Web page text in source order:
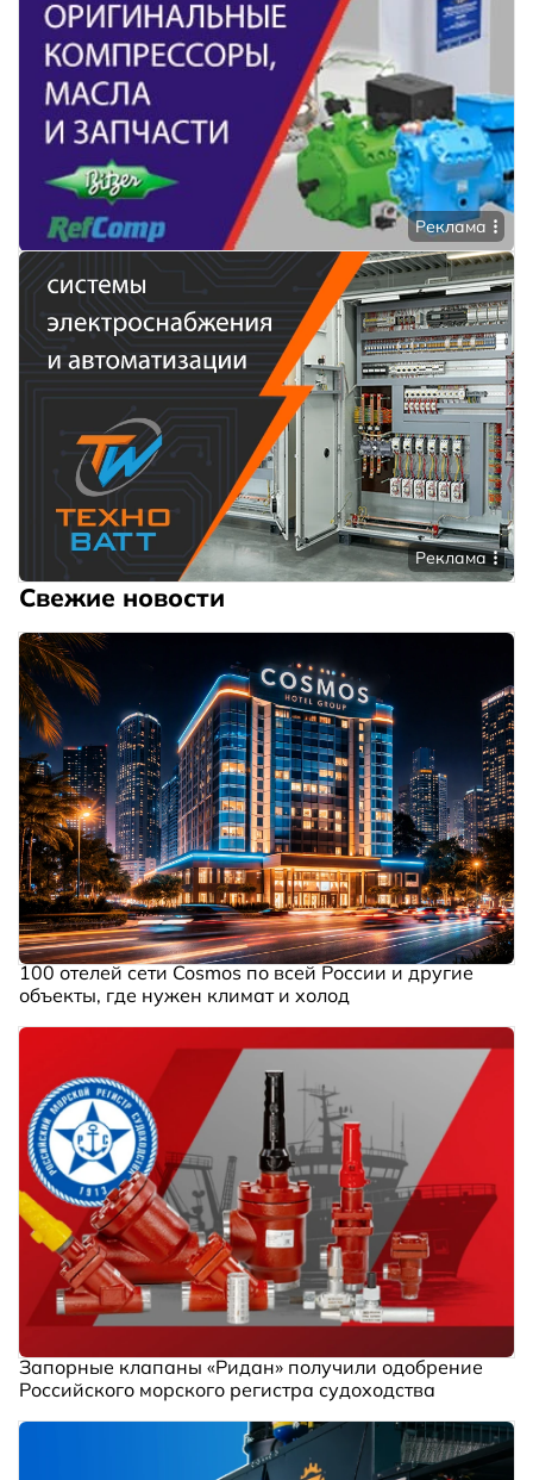
Реклама
Реклама
Свежие новости
100 отелей сети Cosmos по всей России и другие
объекты, где нужен климат и холод
Запорные клапаны «Ридан» получили одобрение
Российского морского регистра судоходства